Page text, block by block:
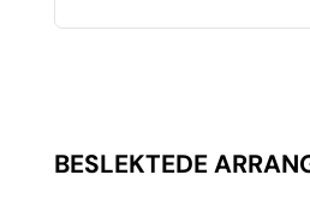
BESLEKTEDE